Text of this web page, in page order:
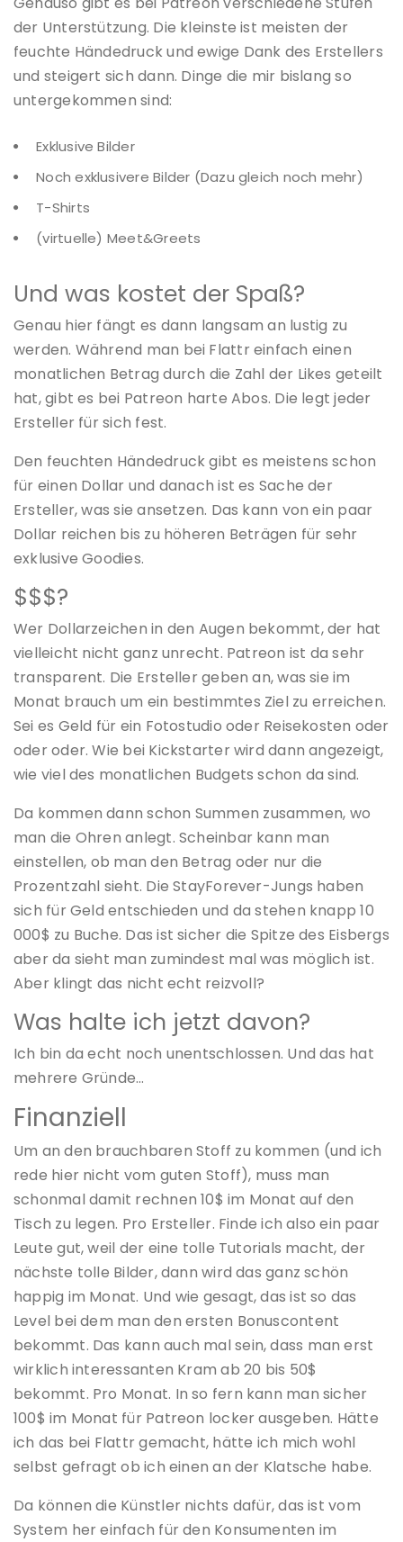
der Unterstützung. Die kleinste ist meisten der
feuchte Händedruck und ewige Dank des Erstellers
und steigert sich dann. Dinge die mir bislang so
untergekommen sind:
Exklusive Bilder
Noch exklusivere Bilder (Dazu gleich noch mehr)
T-Shirts
(virtuelle) Meet&Greets
Und was kostet der Spaß?
Genau hier fängt es dann langsam an lustig zu
werden. Während man bei Flattr einfach einen
monatlichen Betrag durch die Zahl der Likes geteilt
hat, gibt es bei Patreon harte Abos. Die legt jeder
Ersteller für sich fest.
Den feuchten Händedruck gibt es meistens schon
für einen Dollar und danach ist es Sache der
Ersteller, was sie ansetzen. Das kann von ein paar
Dollar reichen bis zu höheren Beträgen für sehr
exklusive Goodies.
$$$?
Wer Dollarzeichen in den Augen bekommt, der hat
vielleicht nicht ganz unrecht. Patreon ist da sehr
transparent. Die Ersteller geben an, was sie im
Monat brauch um ein bestimmtes Ziel zu erreichen.
Sei es Geld für ein Fotostudio oder Reisekosten oder
oder oder. Wie bei Kickstarter wird dann angezeigt,
wie viel des monatlichen Budgets schon da sind.
Da kommen dann schon Summen zusammen, wo
man die Ohren anlegt. Scheinbar kann man
einstellen, ob man den Betrag oder nur die
Prozentzahl sieht. Die StayForever-Jungs haben
sich für Geld entschieden und da stehen knapp 10
000$ zu Buche. Das ist sicher die Spitze des Eisbergs
aber da sieht man zumindest mal was möglich ist.
Aber klingt das nicht echt reizvoll?
Was halte ich jetzt davon?
Ich bin da echt noch unentschlossen. Und das hat
mehrere Gründe…
Finanziell
Um an den brauchbaren Stoff zu kommen (und ich
rede hier nicht vom guten Stoff), muss man
schonmal damit rechnen 10$ im Monat auf den
Tisch zu legen. Pro Ersteller. Finde ich also ein paar
Leute gut, weil der eine tolle Tutorials macht, der
nächste tolle Bilder, dann wird das ganz schön
happig im Monat. Und wie gesagt, das ist so das
Level bei dem man den ersten Bonuscontent
bekommt. Das kann auch mal sein, dass man erst
wirklich interessanten Kram ab 20 bis 50$
bekommt. Pro Monat. In so fern kann man sicher
100$ im Monat für Patreon locker ausgeben. Hätte
ich das bei Flattr gemacht, hätte ich mich wohl
selbst gefragt ob ich einen an der Klatsche habe.
Da können die Künstler nichts dafür, das ist vom
System her einfach für den Konsumenten im